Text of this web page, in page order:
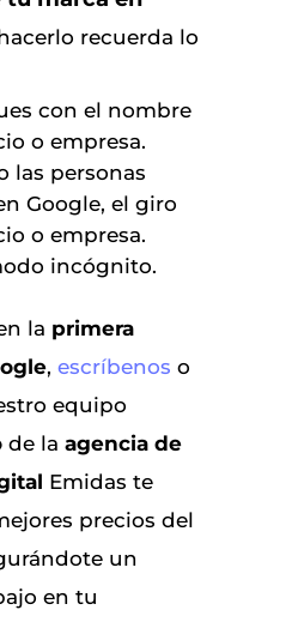
recuerda lo
con el nombre
o empresa.
las personas
Google, el giro
o empresa.
incógnito.
la primera
, escríbenos o
equipo
de la agencia de
Emidas te
precios del
un
en tu